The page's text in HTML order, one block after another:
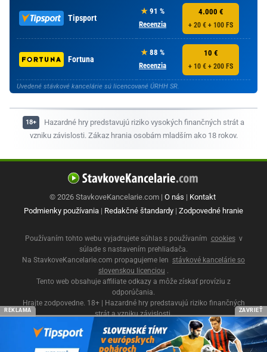
Tipsport
91 %
Recenzia
4.000 €
+ 20 € + 100 FS
Fortuna
88 %
Recenzia
10 €
+ 10 € + 200 FS
Uvedené stávkové kancelárie sú licencované ÚRHH SR.
Hazardné hry predstavujú riziko vysokých finančných strát a
vzniku závislosti. Zákaz hrania osobám mladším ako 18 rokov.
© 2026 StavkoveKancelarie.com | O nás | Kontakt
Podmienky používania | Redakčné štandardy | Zodpovedné hranie
Používaním tohto webu vyjadrujete súhlas s používaním cookies v
súlade s nastavením prehliadača.
Na StavkoveKancelarie.com propagujeme len stávkové kancelárie so
slovenskou licenciou .
Tento web obsahuje affiliate odkazy a môže získať províziu z
odporúčania.
Hrajte zodpovedne. 18+ | Hazardné hry predstavujú riziko finančných
strát a vzniku závislosti.
Ministerstvo financií SR Úrad pre reguláciu hazardných hier | Zodpovedné
REKLAMA ZAVRIEŤ